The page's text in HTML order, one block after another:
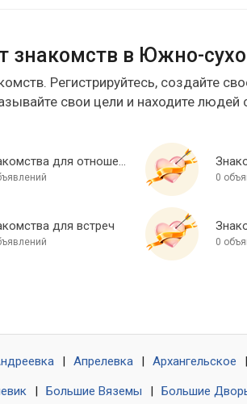
знакомств в Южно-
Регистрируйтесь, создайте
свои цели и находите
Знакомства для отношений
0
для встреч
0
Апрелевка Архангельское
Большие Вяземы Большие